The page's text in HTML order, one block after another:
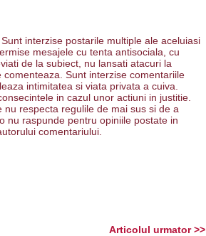
Sunt interzise postarile multiple ale aceluiasi
mesajele cu tenta antisociala, cu
de la subiect, nu lansati atacuri la
Sunt interzise comentariile
intimitatea si viata privata a cuiva.
in cazul unor actiuni in justitie.
respecta regulile de mai sus si de a
nu raspunde pentru opiniile postate in
comentariului.
Articolul urmator >>